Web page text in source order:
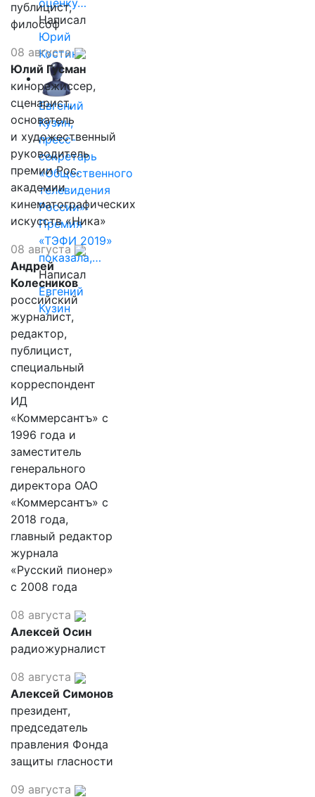
оценку…
Написал
Юрий
Костин
Евгений
Кузин,
пресс-
секретарь
«Общественного
телевидения
России»:
Премия
«ТЭФИ 2019»
показала,…
Написал
Евгений
Кузин
публицист,
философ
08 августа
Юлий Гусман
кинорежиссер,
сценарист,
основатель
и художественный
руководитель
премии Рос.
академии
кинематографических
искусств «Ника»
08 августа
Андрей
Колесников
российский
журналист,
редактор,
публицист,
специальный
корреспондент
ИД
«Коммерсантъ» с
1996 года и
заместитель
генерального
директора ОАО
«Коммерсантъ» с
2018 года,
главный редактор
журнала
«Русский пионер»
с 2008 года
08 августа
Алексей Осин
радиожурналист
08 августа
Алексей Симонов
президент,
председатель
правления Фонда
защиты гласности
09 августа